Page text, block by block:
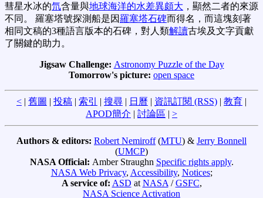
彗星水冰的氘含量與地球海洋的水差異頗大 ，顯然二者的來源
不同。 羅塞塔號探測船是因羅塞塔石碑而得名，而這塊刻著
相同文稿的3種語言版本的石碑，對人類解讀古埃及文字貢獻
了關鍵的助力。
Jigsaw Challenge: Astronomy Puzzle of the Day
Tomorrow's picture: open space
< | 舊圖 | 投稿 | 索引 | 搜尋 | 日曆 | 資訊訂閱 (RSS) | 教育 |
APOD簡介 | 討論區 | >
Authors & editors: Robert Nemiroff(MTU) & Jerry Bonnell
(UMCP)
NASA Official: Amber Straughn Specific rights apply.
NASA Web Privacy, Accessibility, Notices;
A service of: ASD at NASA /GSFC,
NASA Science Activation